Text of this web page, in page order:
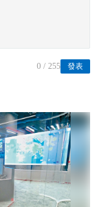
發表
0 / 255